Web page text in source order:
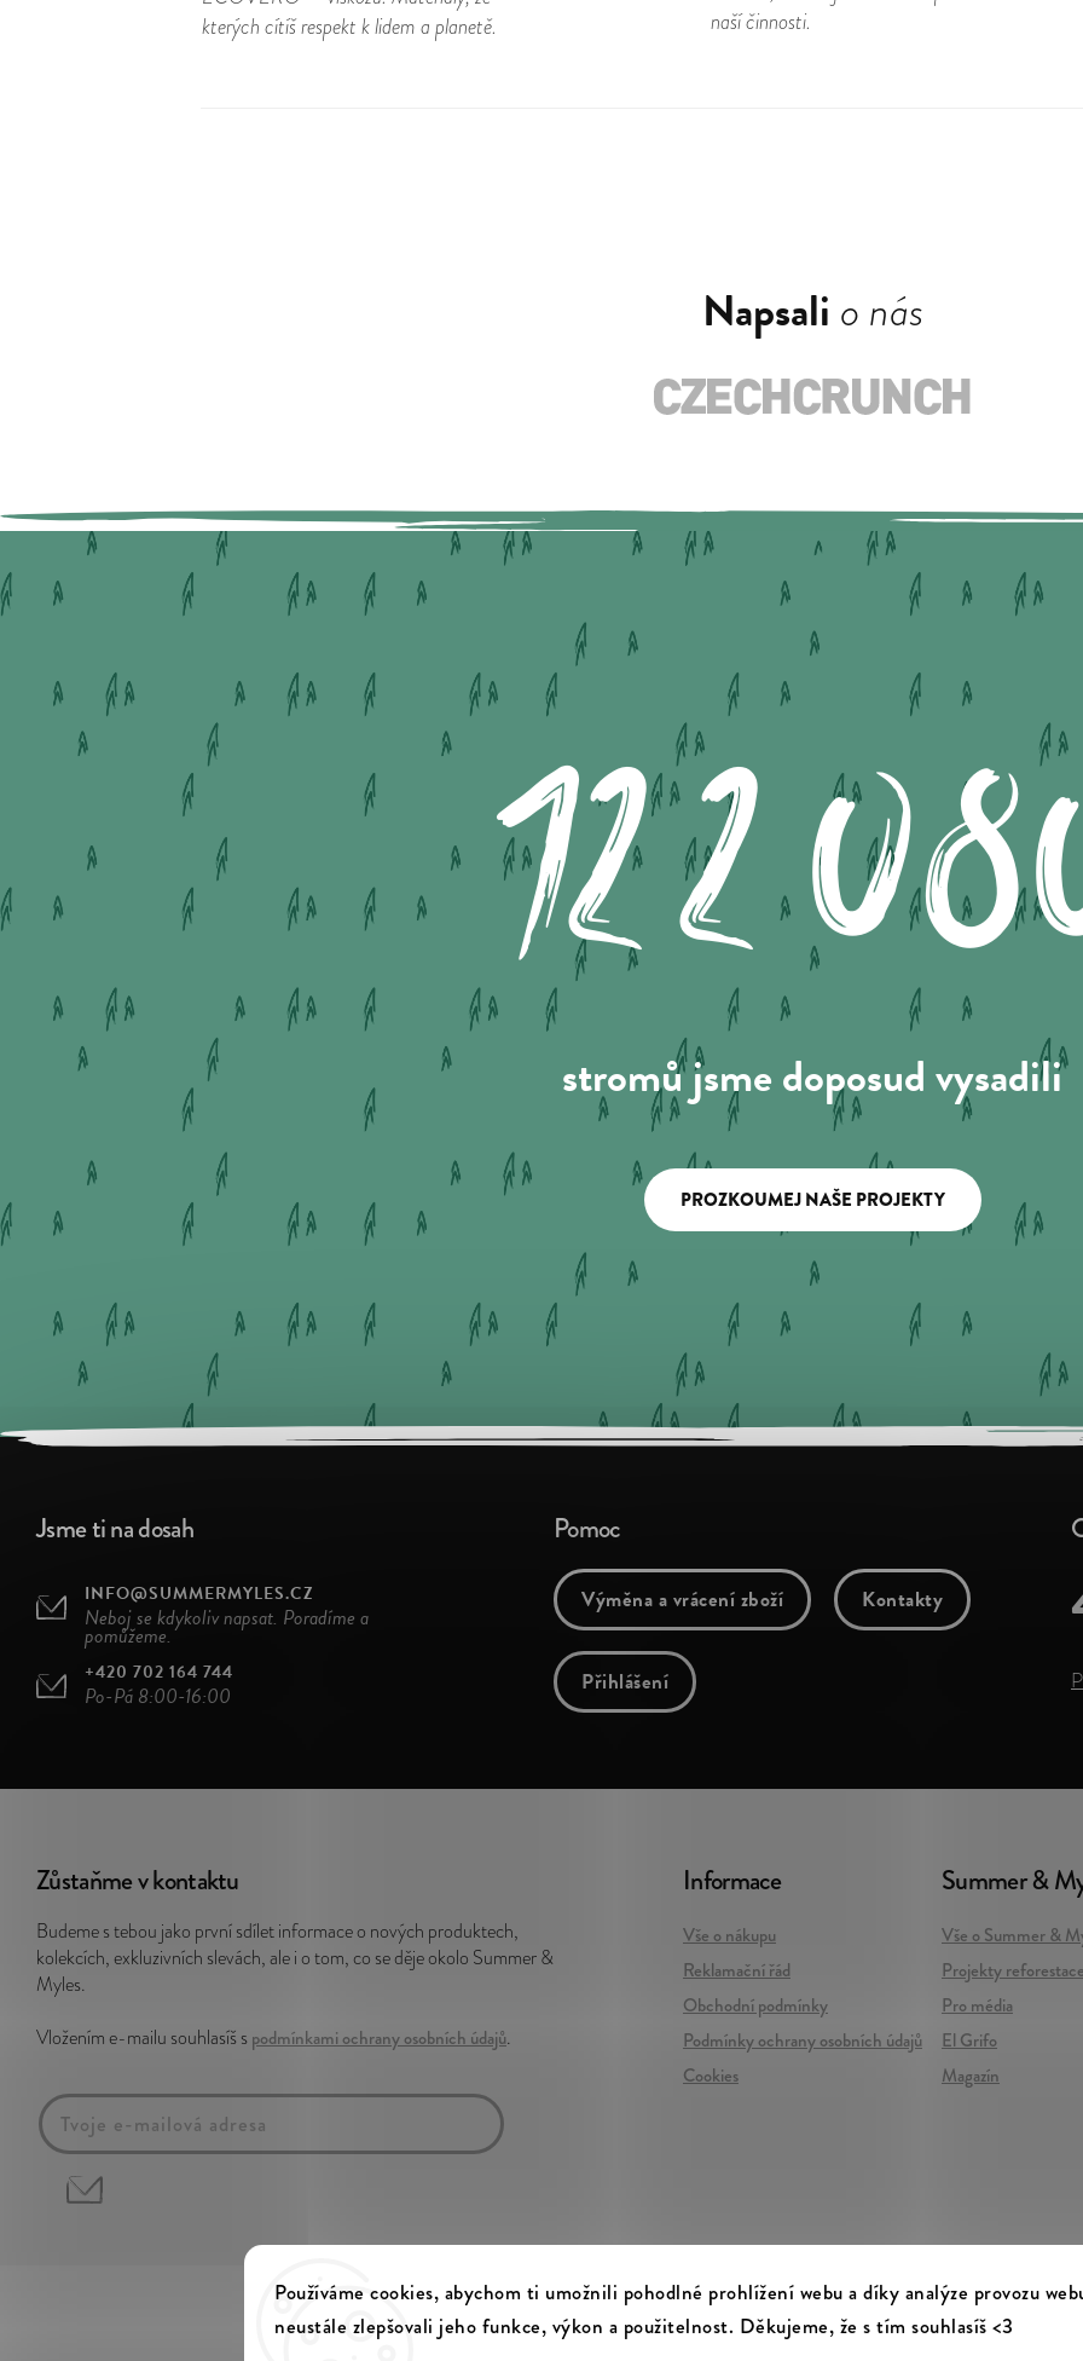
Používáme cookies, abychom ti umožnili pohodlné prohlížení webu a díky analýze provozu
neustále zlepšovali jeho funkce, výkon a použitelnost. Děkujeme, že s tím souhlasíš <3
kterých cítíš respekt k lidem a planetě.
naší činnosti.
Napsali o nás
stromů jsme doposud vysadili
PROZKOUMEJ NAŠE PROJEKTY
Jsme ti na dosah
INFO@SUMMERMYLES.CZ
Neboj se kdykoliv napsat. Poradíme a
pomůžeme.
+420 702 164 744
Po-Pá 8:00-16:00
Pomoc
Výměna a vrácení zboží Kontakty
Přihlášení
Zůstaňme v kontaktu
Budeme s tebou jako první sdílet informace o nových produktech,
kolekcích, exkluzivních slevách, ale i o tom, co se děje okolo Summer &
Myles.
Vložením e-mailu souhlasíš s podmínkami ochrany osobních údajů.
Informace
Vše o nákupu
Reklamační řád
Obchodní podmínky
Podmínky ochrany osobních údajů
Cookies
Summer &
Vše o Summer &
Projekty
Pro média
El Grifo
Magazín